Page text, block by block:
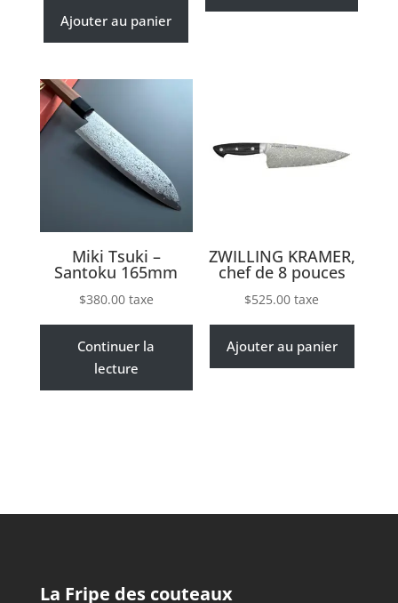
Ajouter au panier
Miki Tsuki –
Santoku 165mm
$380.00 taxe
Continuer la
lecture
ZWILLING KRAMER,
chef de 8 pouces
$525.00 taxe
Ajouter au panier
La Fripe des couteaux